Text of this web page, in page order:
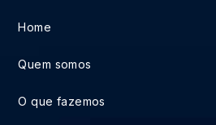
Home
Quem somos
O que fazemos